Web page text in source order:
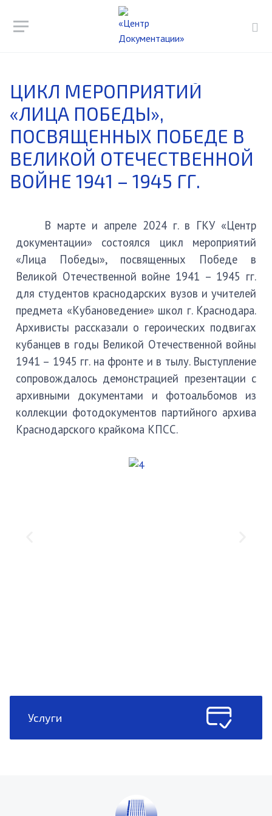
ЦИКЛ МЕРОПРИЯТИЙ
«ЛИЦА ПОБЕДЫ»,
ПОСВЯЩЕННЫХ ПОБЕДЕ В
ВЕЛИКОЙ ОТЕЧЕСТВЕННОЙ
ВОЙНЕ 1941 – 1945 ГГ.
В марте и апреле 2024 г. в ГКУ «Центр
документации» состоялся цикл мероприятий
«Лица Победы», посвященных Победе в
Великой Отечественной войне 1941 – 1945 гг.
для студентов краснодарских вузов и учителей
предмета «Кубановедение» школ г. Краснодара.
Архивисты рассказали о героических подвигах
кубанцев в годы Великой Отечественной войны
1941 – 1945 гг. на фронте и в тылу. Выступление
сопровождалось демонстрацией презентации с
архивными документами и фотоальбомов из
коллекции фотодокументов партийного архива
Краснодарского крайкома КПСС.
Услуги